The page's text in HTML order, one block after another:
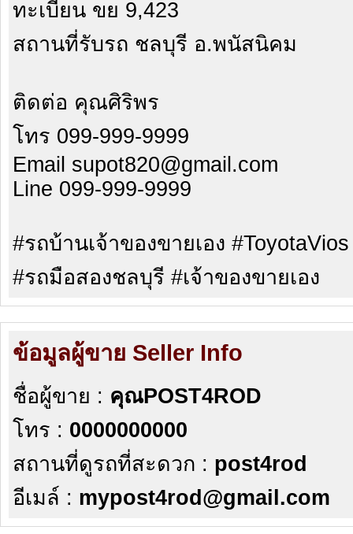
ทะเบียน ขย 9,423
สถานที่รับรถ ชลบุรี อ.พนัสนิคม
ติดต่อ คุณศิริพร
โทร 099-999-9999
Email supot820@gmail.com
Line 099-999-9999
#รถบ้านเจ้าของขายเอง
#รถมือสองชลบุรี #เจ้าของขายเอง
ข้อมูลผู้ขาย Seller Info
ชื่อผู้ขาย : คุณPOST4ROD
โทร : 0000000000
สถานที่ดูรถที่สะดวก : post4rod
อีเมล์ : mypost4rod@gmail.com